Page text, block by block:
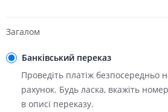
Загалом
Банківський переказ
Проведіть платіж безпосередньо
рахунок. Будь ласка, вкажіть
в описі переказу.